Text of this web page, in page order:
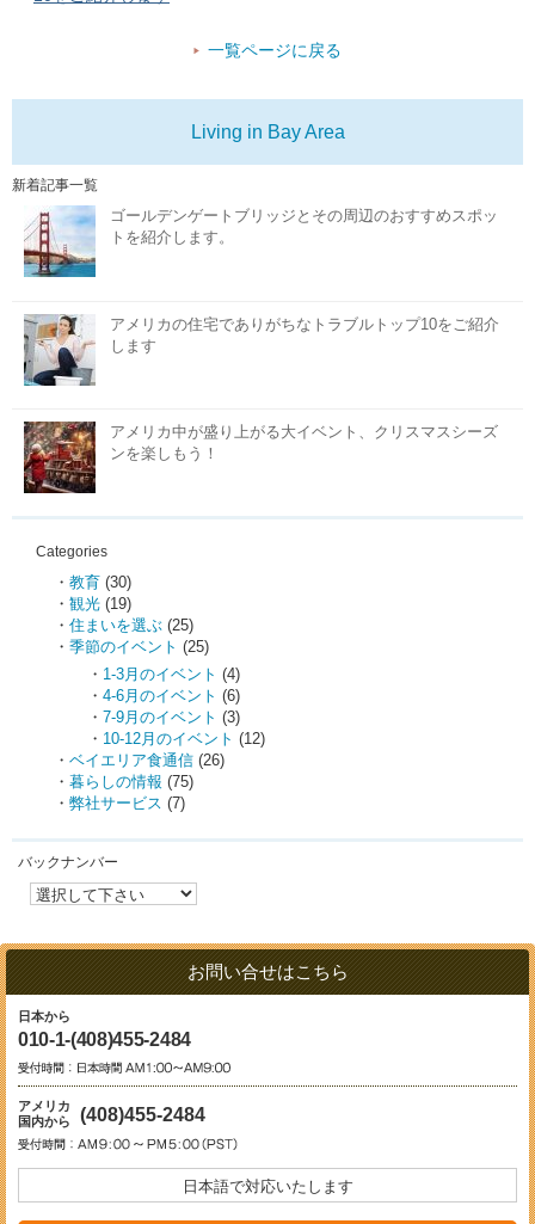
一覧ページに戻る
Living in Bay Area
新着記事一覧
ゴールデンゲートブリッジとその周辺のおすすめスポッ
トを紹介します。
アメリカの住宅でありがちなトラブルトップ10をご紹介
します
アメリカ中が盛り上がる大イベント、クリスマスシーズ
ンを楽しもう！
Categories
教育 (30)
観光 (19)
住まいを選ぶ (25)
季節のイベント (25)
1-3月のイベント (4)
4-6月のイベント (6)
7-9月のイベント (3)
10-12月のイベント (12)
ベイエリア食通信 (26)
暮らしの情報 (75)
弊社サービス (7)
バックナンバー
お問い合せはこちら
日本から
010-1-(408)455-2484
アメリカ
国内から
(408)455-2484
日本語で対応いたします